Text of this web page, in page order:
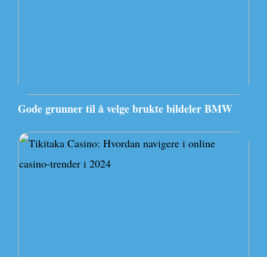
Gode grunner til å velge brukte bildeler BMW